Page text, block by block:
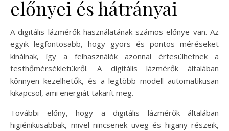
előnyei és hátrányai
A digitális lázmérők használatának számos előnye van. Az
egyik legfontosabb, hogy gyors és pontos méréseket
kínálnak, így a felhasználók azonnal értesülhetnek a
testhőmérsékletükről. A digitális lázmérők általában
könnyen kezelhetők, és a legtöbb modell automatikusan
kikapcsol, ami energiát takarít meg.
További előny, hogy a digitális lázmérők általában
higiénikusabbak, mivel nincsenek üveg és higany részeik,